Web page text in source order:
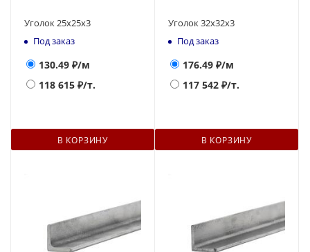
Уголок 25х25х3
Под заказ
130.49 ₽/м
118 615 ₽/т.
В КОРЗИНУ
Уголок 32х32х3
Под заказ
176.49 ₽/м
117 542 ₽/т.
В КОРЗИНУ